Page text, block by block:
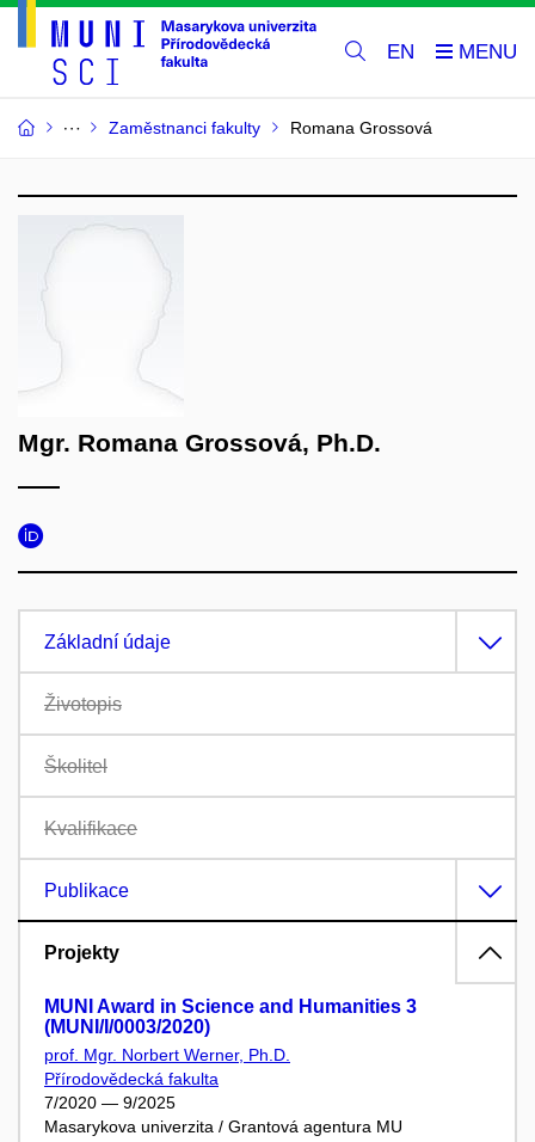
EN
Zaměstnanci fakulty Romana Grossová
Mgr. Romana Grossová, Ph.D.
Základní údaje
Životopis
Školitel
Kvalifikace
Publikace
Projekty
MUNI Award in Science and Humanities 3
(MUNI/I/0003/2020)
prof. Mgr. Norbert Werner, Ph.D.
Přírodovědecká fakulta
7/2020 — 9/2025
Masarykova univerzita / Grantová agentura MU